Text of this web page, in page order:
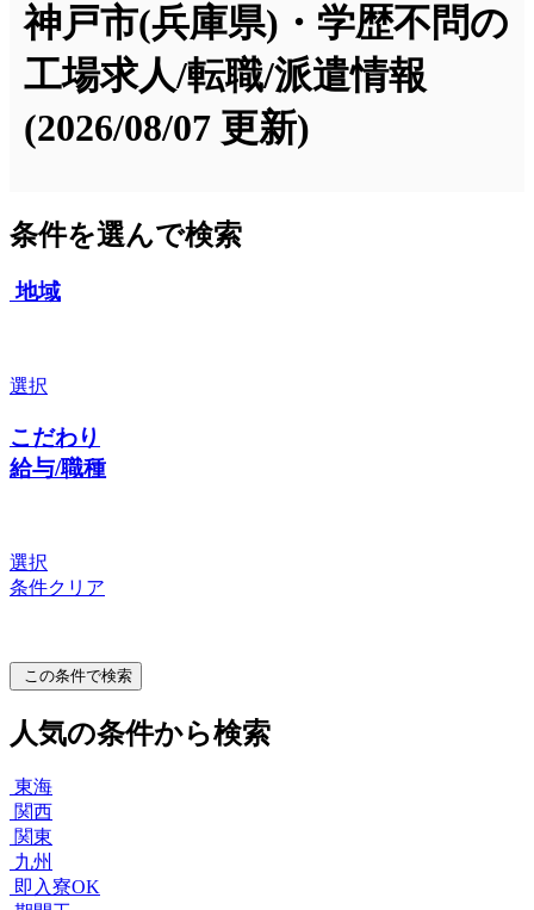
神戸市(兵庫県)・学歴不問の
工場求人/転職/派遣情報
(2026/08/07 更新)
条件を選んで検索
地域
選択
こだわり
給与/職種
選択
条件クリア
この条件で検索
人気の条件から検索
東海
関西
関東
九州
即入寮OK